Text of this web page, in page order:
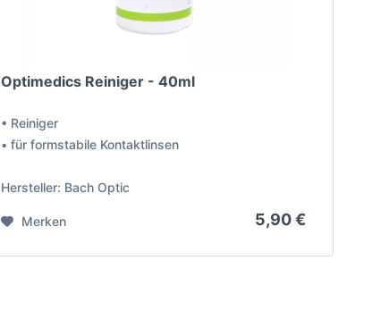
Optimedics Reiniger - 40ml
• Reiniger
• für formstabile Kontaktlinsen
Hersteller: Bach Optic
5,90 €
Merken